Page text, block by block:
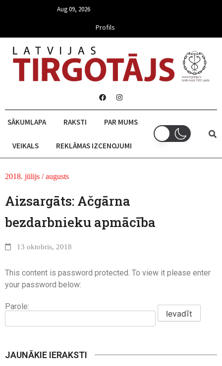
Aug 09, 2026
Profils
SĀKUMLAPA RAKSTI PAR MUMS
VEIKALS REKLĀMAS IZCENOJUMI
2018. jūlijs / augusts
Aizsargāts: Ačgārna
bezdarbnieku apmācība
13 oktobris, 2018
This content is password protected. To view it please enter
your password below:
Parole:
JAUNĀKIE IERAKSTI